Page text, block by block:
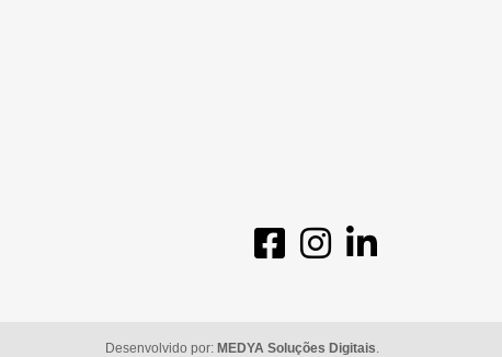
Desenvolvido por: MEDYA Soluções Digitais.